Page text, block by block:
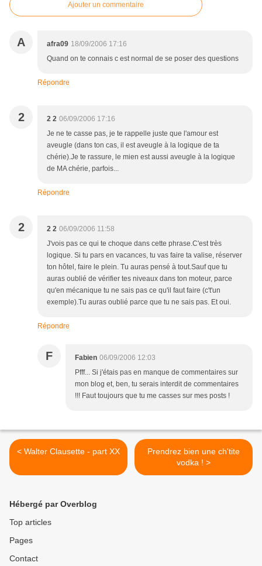
Ajouter un commentaire
A afra09 18/09/2006 17:16
Quand on te connais c est normal de se poser des questions
Répondre
2 2 2 06/09/2006 17:16
Je ne te casse pas, je te rappelle juste que l'amour est
aveugle (dans ton cas, il est aveugle à la logique de ta
chérie).Je te rassure, le mien est aussi aveugle à la logique
de MA chérie, parfois...
Répondre
2 2 2 06/09/2006 11:58
J'vois pas ce qui te choque dans cette phrase.C'est très
logique. Si tu pars en vacances, tu vas faire ta valise, réserver
ton hôtel, faire le plein. Tu auras pensé à tout.Sauf que tu
auras oublié de vérifier tes niveaux dans ton moteur, parce
qu'en mécanique tu ne sais pas ce qu'il faut faire (c't'un
exemple).Tu auras oublié parce que tu ne sais pas. Et oui.
Répondre
F Fabien 06/09/2006 12:03
Pfff... Si j'étais pas en manque de commentaires sur
mon blog et, ben, tu serais interdit de commentaires
!!! Faut toujours que tu me casses sur mes posts !
< Walter Clausette - part XX
Prendrez bien une ch'tite
vodka ! >
Hébergé par Overblog
Top articles
Pages
Contact